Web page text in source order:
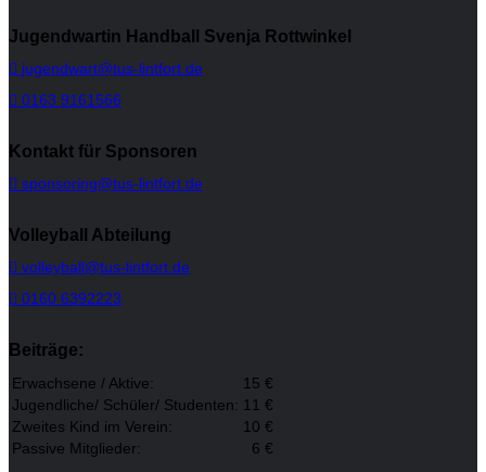
Jugendwartin Handball Svenja Rottwinkel
jugendwart@tus-lintfort.de
0163 9161566
Kontakt für Sponsoren
sponsoring@tus-lintfort.de
Volleyball Abteilung
volleyball@tus-lintfort.de
0160 6392223
Beiträge:
Erwachsene / Aktive:
15 €
Jugendliche/ Schüler/ Studenten: 11 €
Zweites Kind im Verein:
10 €
Passive Mitglieder:
6 €